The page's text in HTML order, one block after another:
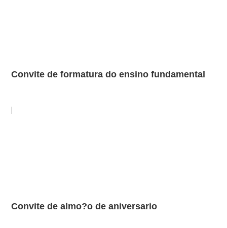
Convite de formatura do ensino fundamental
Convite de almo?o de aniversario